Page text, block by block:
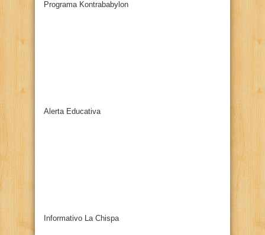
Programa Kontrababylon
Alerta Educativa
Informativo La Chispa